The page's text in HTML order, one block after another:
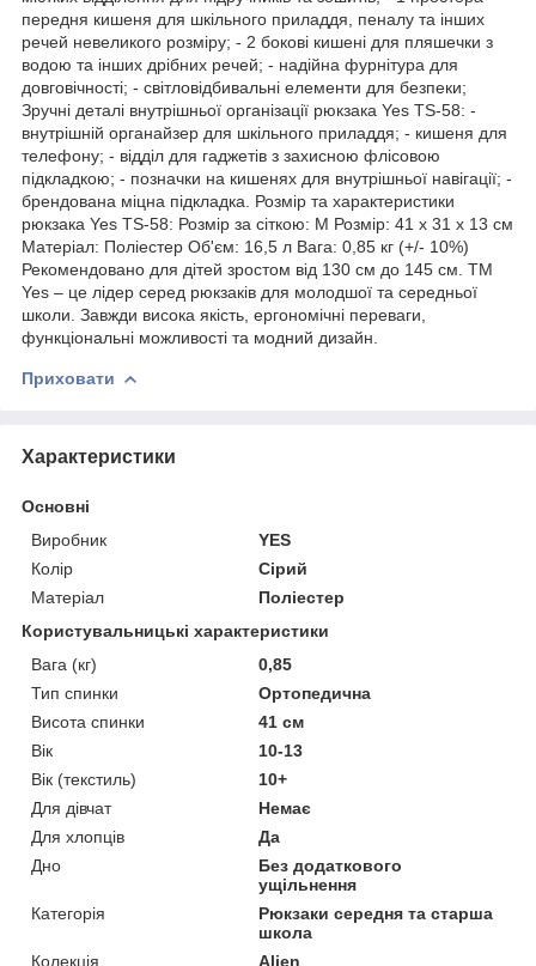
передня кишеня для шкільного приладдя, пеналу та інших
речей невеликого розміру; - 2 бокові кишені для пляшечки з
водою та інших дрібних речей; - надійна фурнітура для
довговічності; - світловідбивальні елементи для безпеки;
Зручні деталі внутрішньої організації рюкзака Yes TS-58: -
внутрішній органайзер для шкільного приладдя; - кишеня для
телефону; - відділ для гаджетів з захисною флісовою
підкладкою; - позначки на кишенях для внутрішньої навігації; -
брендована міцна підкладка. Розмір та характеристики
рюкзака Yes TS-58: Розмір за сіткою: М Розмір: 41 х 31 х 13 см
Матеріал: Поліестер Об'єм: 16,5 л Вага: 0,85 кг (+/- 10%)
Рекомендовано для дітей зростом від 130 см до 145 см. ТМ
Yes – це лідер серед рюкзаків для молодшої та середньої
школи. Завжди висока якість, ергономічні переваги,
функціональні можливості та модний дизайн.
Приховати
Характеристики
Основні
Виробник
YES
Колір
Сірий
Матеріал
Поліестер
Користувальницькі характеристики
Вага (кг)
0,85
Тип спинки
Ортопедична
Висота спинки
41 см
Вік
10-13
Вік (текстиль)
10+
Для дівчат
Немає
Для хлопців
Да
Дно
Без додаткового
ущільнення
Категорія
Рюкзаки середня та старша
школа
Колекція
Alien